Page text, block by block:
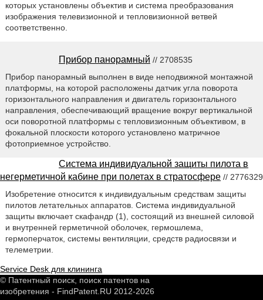
которых установлены объектив и система преобразования
изображения телевизионной и тепловизионной ветвей
соответственно.
Прибор панорамный // 2708535
Прибор панорамный выполнен в виде неподвижной монтажной
платформы, на которой расположены датчик угла поворота
горизонтального направления и двигатель горизонтального
направления, обеспечивающий вращение вокруг вертикальной
оси поворотной платформы с тепловизионным объективом, в
фокальной плоскости которого установлено матричное
фотоприемное устройство.
Система индивидуальной защиты пилота в
негерметичной кабине при полетах в стратосфере // 2776329
Изобретение относится к индивидуальным средствам защиты
пилотов летательных аппаратов. Система индивидуальной
защиты включает скафандр (1), состоящий из внешней силовой
и внутренней герметичной оболочек, гермошлема,
гермоперчаток, системы вентиляции, средств радиосвязи и
телеметрии.
Service Desk для клининга
© Патентный поиск, поиск патентов на
изобретения - FindPatent.RU 2012-2026